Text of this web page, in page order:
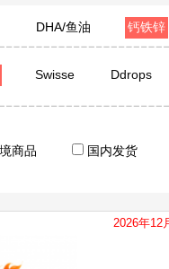
DHA/鱼油 钙铁锌
Swisse Ddrops
优 ausiki EZZ
意之宝 达能营养起
商品 国内发货
2026年12